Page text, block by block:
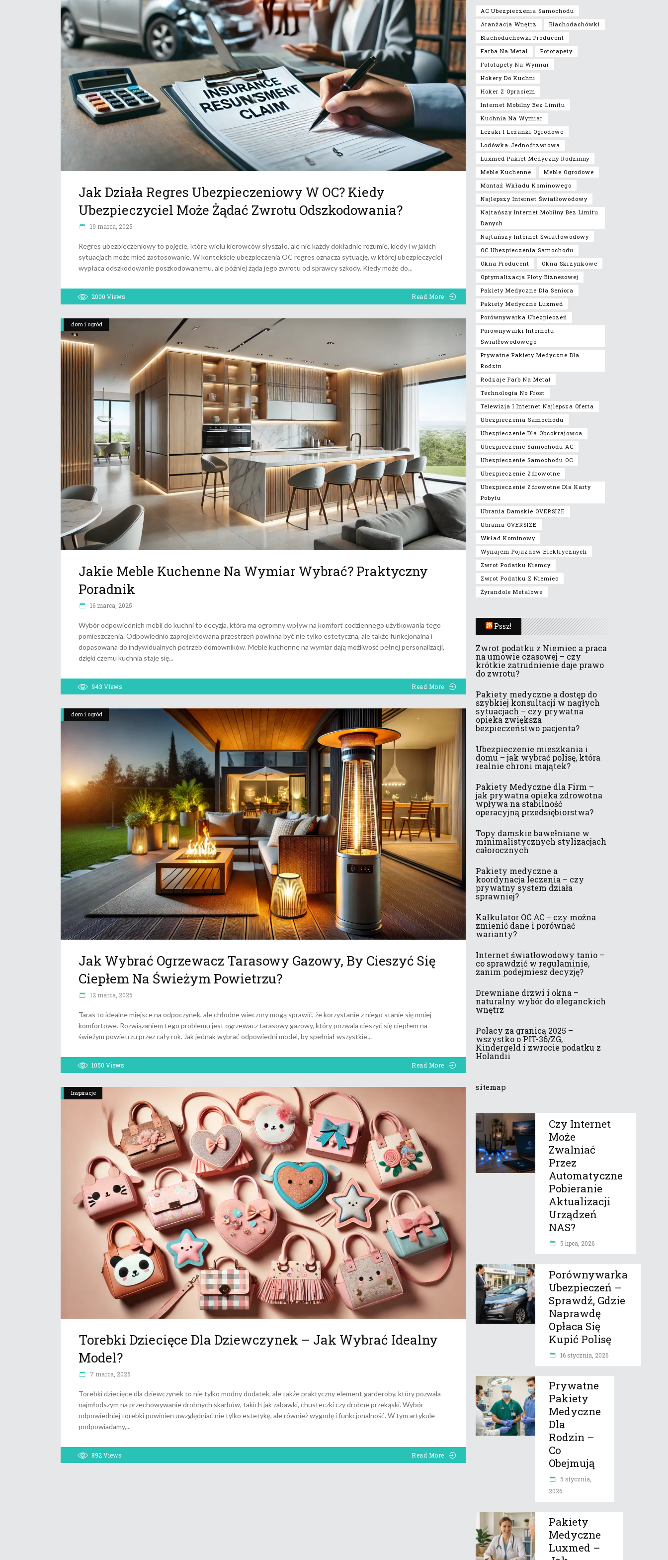
Jak Działa Regres Ubezpieczeniowy W OC? Kiedy
Ubezpieczyciel Może Żądać Zwrotu Odszkodowania?
19 marca, 2025
Regres ubezpieczeniowy to pojęcie, które wielu kierowców słyszało, ale nie każdy dokładnie rozumie, kiedy i w jakich
sytuacjach może mieć zastosowanie. W kontekście ubezpieczenia OC regres oznacza sytuację, w której ubezpieczyciel
wypłaca odszkodowanie poszkodowanemu, ale później żąda jego zwrotu od sprawcy szkody. Kiedy może do
2000 Views Read More
dom i ogród
Jakie Meble Kuchenne Na Wymiar Wybrać? Praktyczny
Poradnik
16 marca, 2025
Wybór odpowiednich mebli do kuchni to decyzja, która ma ogromny wpływ na komfort codziennego użytkowania tego
pomieszczenia. Odpowiednio zaprojektowana przestrzeń powinna być nie tylko estetyczna, ale także funkcjonalna i
dopasowana do indywidualnych potrzeb domowników. Meble kuchenne na wymiar dają możliwość pełnej personalizacji,
dzięki czemu kuchnia staje się
943 Views Read More
dom i ogród
Jak Wybrać Ogrzewacz Tarasowy Gazowy, By Cieszyć Się
Ciepłem Na Świeżym Powietrzu?
12 marca, 2025
Taras to idealne miejsce na odpoczynek, ale chłodne wieczory mogą sprawić, że korzystanie z niego stanie się mniej
komfortowe. Rozwiązaniem tego problemu jest ogrzewacz tarasowy gazowy, który pozwala cieszyć się ciepłem na
świeżym powietrzu przez cały rok. Jak jednak wybrać odpowiedni model, by spełniał wszystkie
1050 Views Read More
Inspiracje
Torebki Dziecięce Dla Dziewczynek – Jak Wybrać Idealny
Model?
7 marca, 2025
Torebki dziecięce dla dziewczynek to nie tylko modny dodatek, ale także praktyczny element garderoby, który pozwala
najmłodszym na przechowywanie drobnych skarbów, takich jak zabawki, chusteczki czy drobne przekąski. Wybór
odpowiedniej torebki powinien uwzględniać nie tylko estetykę, ale również wygodę i funkcjonalność. W tym artykule
podpowiadamy,
892Views Read More
AC Ubezpieczenia Samochodu
Aranżacja Wnętrz
Blachodachówki
Blachodachówki Producent
Farba Na Metal
Fototapety
Fototapety Na Wymiar
Hokery Do Kuchni
Hoker Z Opraciem
Internet Mobilny Bez Limitu
Kuchnia Na Wymiar
Leżaki I Leżanki Ogrodowe
Lodówka Jednodrzwiowa
Luxmed Pakiet Medyczny Rodzinny
Meble Kuchenne
Meble Ogrodowe
Montaż Wkładu Kominowego
Najlepszy Internet Światłowodowy
Najtańszy Internet Mobilny Bez Limitu
Danych
Najtańszy Internet Światłowodowy
OC Ubezpieczenia Samochodu
Okna Producent
Okna Skrzynkowe
Optymalizacja Floty Biznesowej
Pakiety Medyczne Dla Seniora
Pakiety Medyczne Luxmed
Porównywarka Ubezpieczeń
Porównywarki Internetu
Światłowodowego
Prywatne Pakiety Medyczne Dla
Rodzin
Rodzaje Farb Na Metal
Technologia No Frost
Telewizja I Internet Najlepsza Oferta
Ubezpieczenia Samochodu
Ubezpieczenie Dla Obcokrajowca
Ubezpieczenie Samochodu AC
Ubezpieczenie Samochodu OC
Ubezpieczenie Zdrowotne
Ubezpieczenie Zdrowotne Dla Karty
Pobytu
Ubrania Damskie OVERSIZE
Ubrania OVERSIZE
Wkład Kominowy
Wynajem Pojazdów Elektrycznych
Zwrot Podatku Niemcy
Zwrot Podatku Z Niemiec
Żyrandole Metalowe
Pssz!
Zwrot podatku z Niemiec a praca
na umowie czasowej – czy
krótkie zatrudnienie daje prawo
do zwrotu?
Pakiety medyczne a dostęp do
szybkiej konsultacji w nagłych
sytuacjach – czy prywatna
opieka zwiększa
bezpieczeństwo pacjenta?
Ubezpieczenie mieszkania i
domu – jak wybrać polisę, która
realnie chroni majątek?
Pakiety Medyczne dla Firm –
jak prywatna opieka zdrowotna
wpływa na stabilność
operacyjną przedsiębiorstwa?
Topy damskie bawełniane w
minimalistycznych stylizacjach
całorocznych
Pakiety medyczne a
koordynacja leczenia – czy
prywatny system działa
sprawniej?
Kalkulator OC AC – czy można
zmienić dane i porównać
warianty?
Internet światłowodowy tanio –
co sprawdzić w regulaminie,
zanim podejmiesz decyzję?
Drewniane drzwi i okna –
naturalny wybór do eleganckich
wnętrz
Polacy za granicą 2025 –
wszystko o PIT-36/ZG,
Kindergeld i zwrocie podatku z
Holandii
sitemap
Czy Internet
Może
Zwalniać
Przez
Automatyczne
Pobieranie
Aktualizacji
Urządzeń
NAS?
5 lipca, 2026
Porównywarka
Ubezpieczeń –
Sprawdź, Gdzie
Naprawdę
Opłaca Się
Kupić Polisę
16 stycznia, 2026
Prywatne
Pakiety
Medyczne
Dla
Rodzin –
Co
Obejmują
5 stycznia,
2026
Pakiety
Medyczne
Luxmed –